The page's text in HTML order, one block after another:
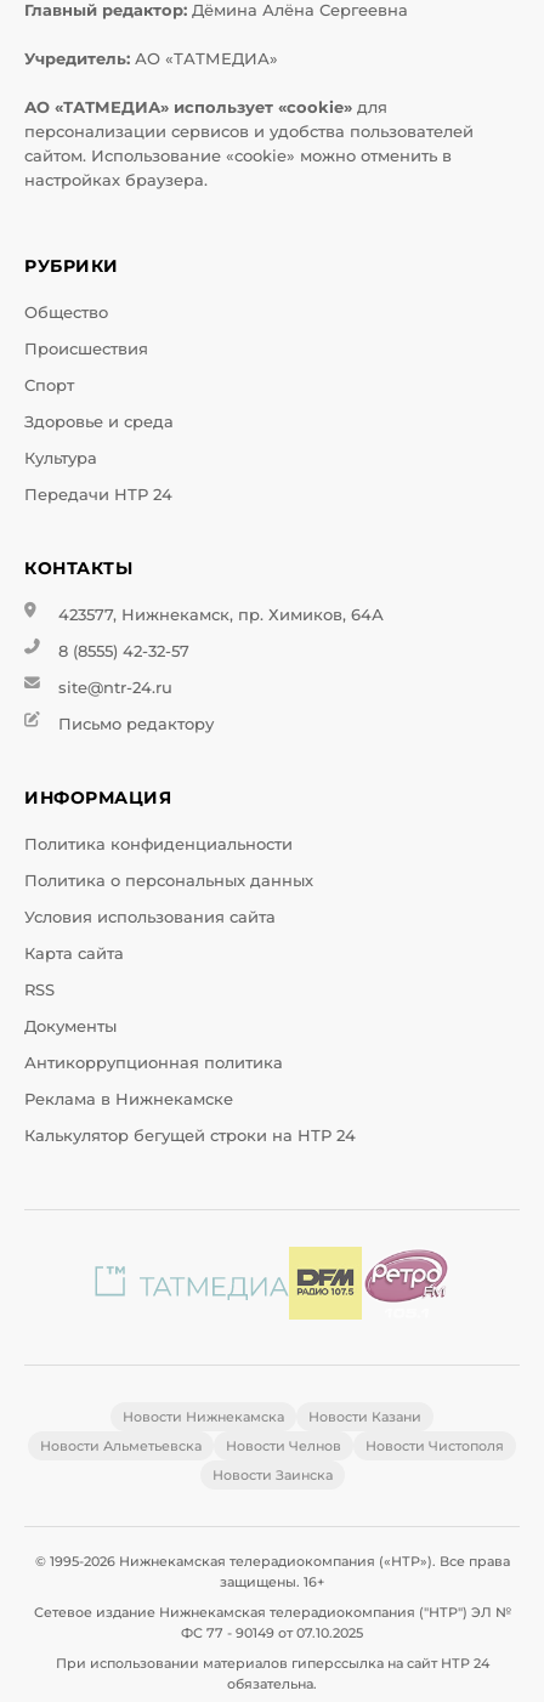
Главный редактор: Дёмина Алёна Сергеевна
Учредитель: АО «ТАТМЕДИА»
АО «ТАТМЕДИА» использует «cookie» для
персонализации сервисов и удобства пользователей
сайтом. Использование «cookie» можно отменить в
настройках браузера.
РУБРИКИ
Общество
Происшествия
Спорт
Здоровье и среда
Культура
Передачи НТР 24
КОНТАКТЫ
423577, Нижнекамск, пр. Химиков, 64А
8 (8555) 42-32-57
site@ntr-24.ru
Письмо редактору
ИНФОРМАЦИЯ
Политика конфиденциальности
Политика о персональных данных
Условия использования сайта
Карта сайта
RSS
Документы
Антикоррупционная политика
Реклама в Нижнекамске
Калькулятор бегущей строки на НТР 24
Новости Нижнекамска
Новости Казани
Новости Альметьевска
Новости Челнов
Новости Чистополя
Новости Заинска
© 1995-2026 Нижнекамская телерадиокомпания («НТР»). Все права
защищены. 16+
Сетевое издание Нижнекамская телерадиокомпания ("НТР") ЭЛ №
ФС 77 - 90149 от 07.10.2025
При использовании материалов гиперссылка на сайт НТР 24
обязательна.